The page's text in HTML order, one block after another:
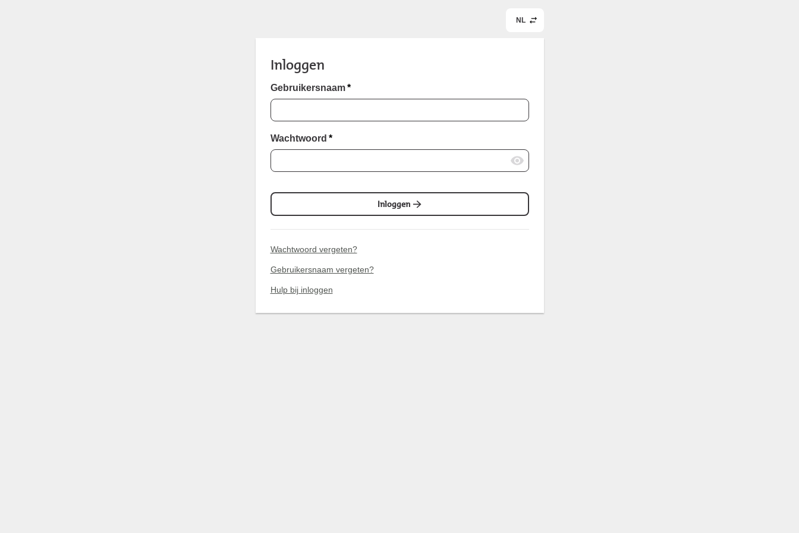
NL
Inloggen
Gebruikersnaam *
Wachtwoord *
Inloggen
Wachtwoord vergeten?
Gebruikersnaam vergeten?
Hulp bij inloggen